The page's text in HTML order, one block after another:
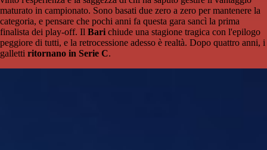
maturato in campionato. Sono basati due zero a zero per mantenere la
categoria, e pensare che pochi anni fa questa gara sancì la prima
finalista dei play-off. Il Bari chiude una stagione tragica con l'epilogo
peggiore di tutti, e la retrocessione adesso è realtà. Dopo quattro anni, i
galletti ritornano in Serie C.